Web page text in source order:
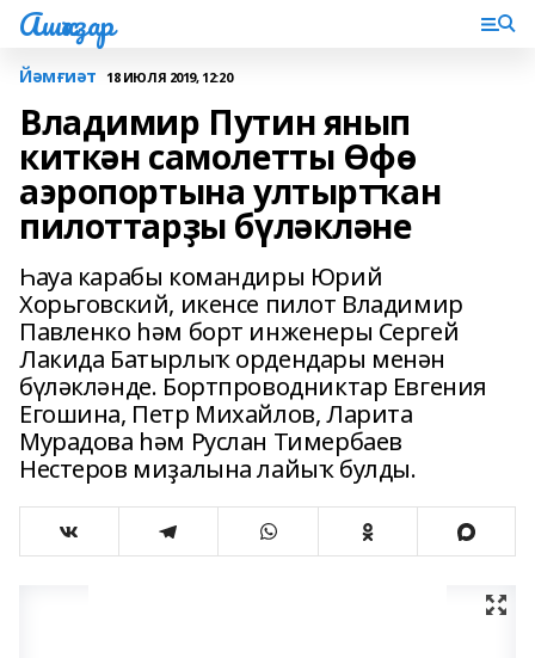
Ашҡаҙар
Йәмғиәт 18 ИЮЛЯ 2019, 12:20
Владимир Путин янып
киткән самолетты Өфө
аэропортына ултыртҡан
пилоттарҙы бүләкләне
Һауа карабы командиры Юрий
Хорьговский, икенсе пилот Владимир
Павленко һәм борт инженеры Сергей
Лакида Батырлыҡ ордендары менән
бүләкләнде. Бортпроводниктар Евгения
Егошина, Петр Михайлов, Ларита
Мурадова һәм Руслан Тимербаев
Нестеров миҙалына лайыҡ булды.